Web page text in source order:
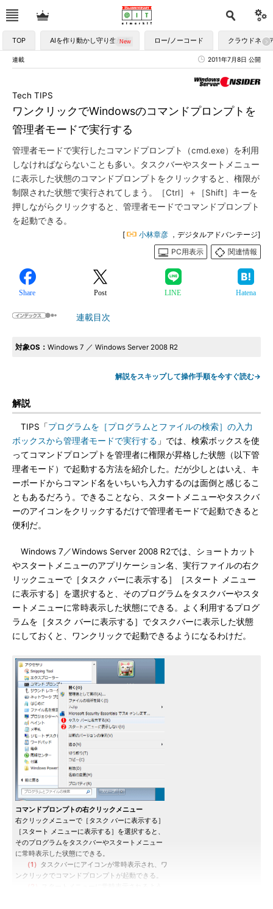
TOP AIを作り動かし守り生かす ロー/ノーコード クラウドネイ
連載 2011年7月8日 公開
ワンクリックでWindowsのコマンドプロンプトを
管理者モードで実行する
Tech TIPS
管理者モードで実行したコマンドプロンプト（cmd.exe）を利用
しなければならないことも多い。タスクバーやスタートメニュー
に表示した状態のコマンドプロンプトをクリックすると、権限が
制限された状態で実行されてしまう。［Ctrl］＋［Shift］キーを
押しながらクリックすると、管理者モードでコマンドプロンプト
を起動できる。
[ 小林章彦 ，デジタルアドバンテージ]
PC用表示
関連情報
Share Post LINE Hatena
連載目次
対象OS： Windows 7 ／ Windows Server 2008 R2
解説をスキップして操作手順を今すぐ読む→
解説
TIPS「プログラムを［プログラムとファイルの検索］の入力
ボックスから管理者モードで実行する 」では、検索ボックスを使
ってコマンドプロンプトを管理者に権限が昇格した状態（以下管
理者モード）で起動する方法を紹介した。だが少しとはいえ、キ
ーボードからコマンド名をいちいち入力するのは面倒と感じるこ
ともあるだろう。できることなら、スタートメニューやタスクバ
ーのアイコンをクリックするだけで管理者モードで起動できると
便利だ。
Windows 7／Windows Server 2008 R2では、ショートカット
やスタートメニューのアプリケーション名、実行ファイルの右ク
リックニューで［タスク バーに表示する］［スタート メニュー
に表示する］を選択すると、そのプログラムをタスクバーやスタ
ートメニューに常時表示した状態にできる。よく利用するプログ
ラムを［タスク バーに表示する］でタスクバーに表示した状態
にしておくと、ワンクリックで起動できるようになるわけだ。
コマンドプロンプトの右クリックメニュー
右クリックメニューで［タスク バーに表示する］
［スタート メニューに表示する］を選択すると、
そのプログラムをタスクバーやスタートメニュー
に常時表示した状態にできる。
（1） タスクバーにアイコンが常時表示され、ワ
ンクリックでコマンドプロンプトが起動できる。